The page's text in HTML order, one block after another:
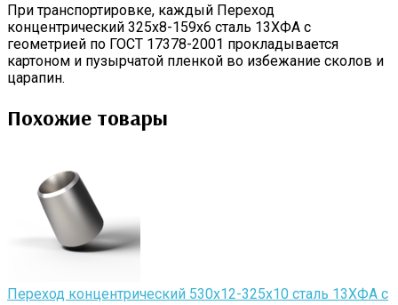
При транспортировке, каждый Переход
концентрический 325х8-159х6 сталь 13ХФА с
геометрией по ГОСТ 17378-2001 прокладывается
картоном и пузырчатой пленкой во избежание сколов и
царапин.
Похожие товары
Переход концентрический 530х12-325х10 сталь 13ХФА с